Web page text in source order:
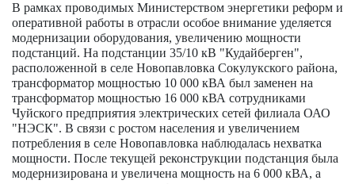
В рамках проводимых Министерством энергетики реформ и
оперативной работы в отрасли особое внимание уделяется
модернизации оборудования, увеличению мощности
подстанций. На подстанции 35/10 кВ "Кудайберген",
расположенной в селе Новопавловка Сокулукского района,
трансформатор мощностью 10 000 кВА был заменен на
трансформатор мощностью 16 000 кВА сотрудниками
Чуйского предприятия электрических сетей филиала ОАО
"НЭСК". В связи с ростом населения и увеличением
потребления в селе Новопавловка наблюдалась нехватка
мощности. После текущей реконструкции подстанция была
модернизирована и увеличена мощность на 6 000 кВА, а